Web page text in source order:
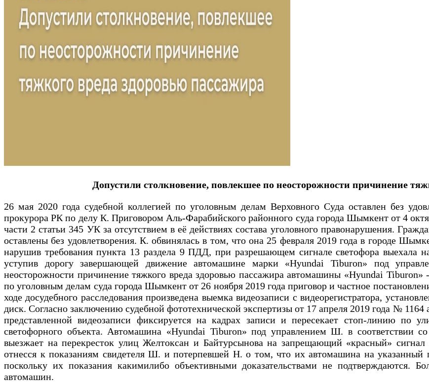
Допустили столкновение, повлекшее по неосторожности причинение
26 мая 2020 года судебной коллегией по уголовным делам Верховного Суда оставлен без
прокурора РК по делу К. Приговором Аль-Фарабийского районного суда города Шымкент от 4
части 2 статьи 345 УК за отсутствием в её действиях состава уголовного правонарушения.
оставлены без удовлетворения. К. обвинялась в том, что она 25 февраля 2019 года в городе
нарушив требования пункта 13 раздела 9 ПДД, при разрешающем сигнале светофора выехала
уступив дорогу завершающей движение автомашине марки «Hуundai Tiburon» под
неосторожности причинение тяжкого вреда здоровью пассажира автомашины «Hyundai
по уголовным делам суда города Шымкент от 26 ноября 2019 года приговор и частное
ходе досудебного расследования произведена выемка видеозаписи с видеорегистратора,
диск. Согласно заключению судебной фототехнической экспертизы от 17 апреля 2019 года №
представленной видеозаписи фиксируется на кадрах записи и пересекает стоп-линию по
светофорного объекта. Автомашина «Hуundai Tiburon» под управлением Ш. в соответствии
выезжает на перекресток улиц Желтоксан и Байтурсынова на запрещающий «красный» сигнал
отнесся к показаниям свидетеля Ш. и потерпевшей Н. о том, что их автомашина на указанный
поскольку их показания какимилибо объективными доказательствами не подтверждаются.
автомашин.